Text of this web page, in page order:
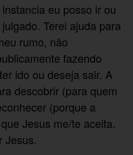
eu posso ir ou
Terei ajuda para
rumo, não
fazendo
ido ou deseja sair. A
descobrir (para quem
(porque a
Jesus me/te aceita.
Jesus.